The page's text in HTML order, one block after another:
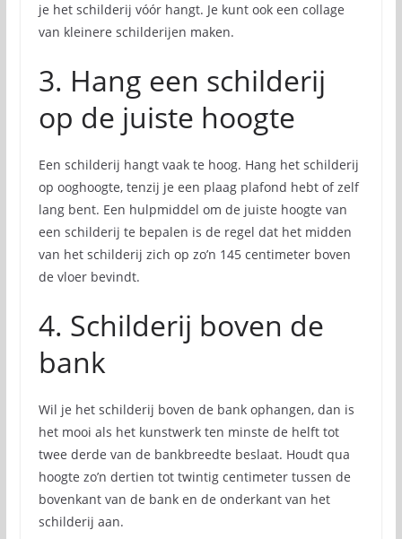
je het schilderij vóór hangt. Je kunt ook een collage
van kleinere schilderijen maken.
3. Hang een schilderij
op de juiste hoogte
Een schilderij hangt vaak te hoog. Hang het schilderij
op ooghoogte, tenzij je een plaag plafond hebt of zelf
lang bent. Een hulpmiddel om de juiste hoogte van
een schilderij te bepalen is de regel dat het midden
van het schilderij zich op zo’n 145 centimeter boven
de vloer bevindt.
4. Schilderij boven de
bank
Wil je het schilderij boven de bank ophangen, dan is
het mooi als het kunstwerk ten minste de helft tot
twee derde van de bankbreedte beslaat. Houdt qua
hoogte zo’n dertien tot twintig centimeter tussen de
bovenkant van de bank en de onderkant van het
schilderij aan.